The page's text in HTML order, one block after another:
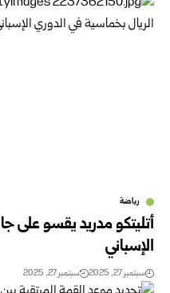
رياضة
أتليتكو مدريد يقسو على
الإسباني
سبتمبر 27, 2025 سبتمبر 27, 2025